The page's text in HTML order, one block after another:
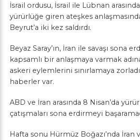
İsrail ordusu, İsrail ile Lübnan arasında
yürürlüğe giren ateşkes
Beyrut’a iki kez saldırdı.
Beyaz Saray’ın, İran ile savaşı sona
kapsamlı bir anlaşmaya varmak
askeri eylemlerini sınırlamaya
haberler var.
ABD ve İran arasında 8 Nisan’da
çatışmaları sona erdirmeyi
Hafta sonu Hürmüz Boğazı’nda İran